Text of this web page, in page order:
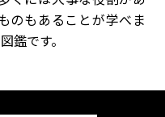
のもあることが学べま
鑑です。